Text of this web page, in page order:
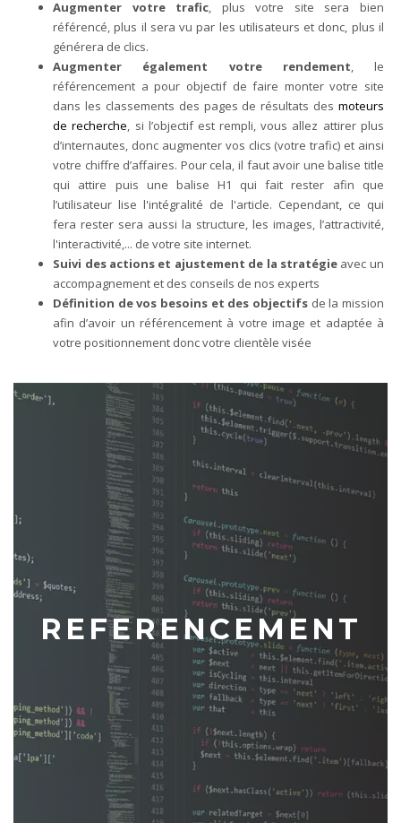
Augmenter votre trafic, plus votre site sera bien
référencé, plus il sera vu par les utilisateurs et donc, plus il
générera de clics.
Augmenter également votre rendement, le
référencement a pour objectif de faire monter votre site
dans les classements des pages de résultats des moteurs
de recherche, si l’objectif est rempli, vous allez attirer plus
d’internautes, donc augmenter vos clics (votre trafic) et ainsi
votre chiffre d’affaires. Pour cela, il faut avoir une balise title
qui attire puis une balise H1 qui fait rester afin que
l’utilisateur lise l'intégralité de l'article. Cependant, ce qui
fera rester sera aussi la structure, les images, l’attractivité,
l'interactivité,... de votre site internet.
Suivi des actions et ajustement de la stratégie avec un
accompagnement et des conseils de nos experts
Définition de vos besoins et des objectifsde la mission
afin d’avoir un référencement à votre image et adaptée à
votre positionnement donc votre clientèle visée
REFERENCEMENT